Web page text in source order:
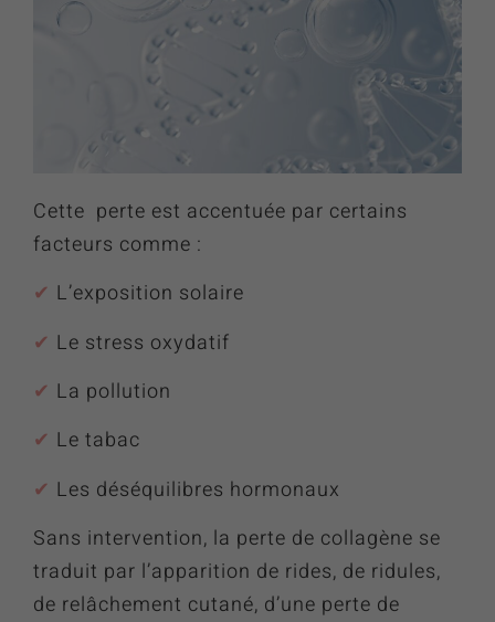
Cette perte est accentuée par certains
facteurs comme :
✔︎ L’exposition solaire
✔︎ Le stress oxydatif
✔︎ La pollution
✔︎ Le tabac
✔︎ Les déséquilibres hormonaux
Sans intervention, la perte de collagène se
traduit par l’apparition de rides, de ridules,
de relâchement cutané, d’une perte de